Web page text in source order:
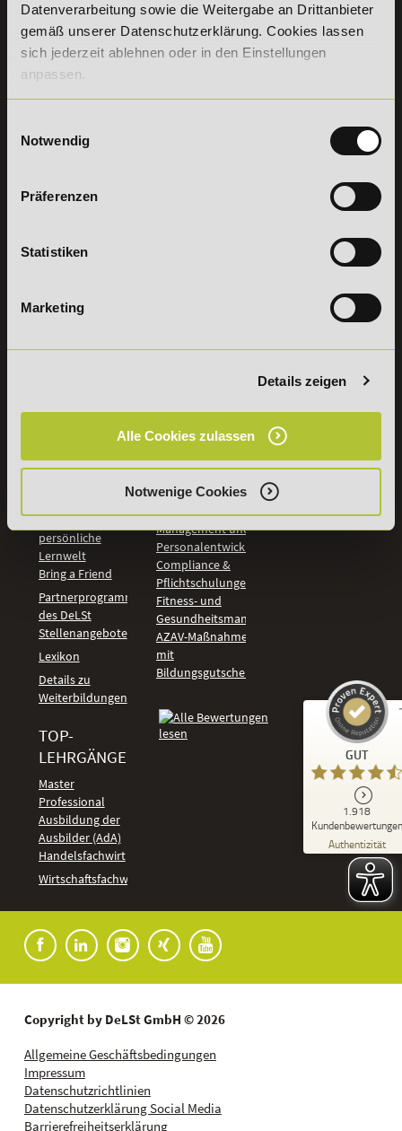
Datenverarbeitung sowie die Weitergabe an Drittanbieter
gemäß unserer Datenschutzerklärung. Cookies lassen
sich jederzeit ablehnen oder in den Einstellungen
anpassen.
Notwendig
Präferenzen
Statistiken
Marketing
Details zeigen
Alle Cookies zulassen
Notwenige Cookies
DeLSt GmbH - Deutsches eLearning Studieninstitut
Willy-Brandt-Platz 2
71522Backnang
Aus dem Ausland:
Montag bis Donnerstag: 8:00 - 19:00 Uhr
Freitag: 8:00 - 17:00 Uhr
DeLSt
Bildungsgutschein
Aufstiegs-BAföG
Online Campus -
deine
persönliche
Lernwelt
Bring a Friend
Partnerprogramm
des DeLSt
Stellenangebote
Lexikon
Details zu
Weiterbildungen
TOP-
LEHRGÄNGE
Master
Professional
Ausbildung der
Ausbilder (AdA)
Handelsfachwirt
Wirtschaftsfachwirt
Wirtschaft &
Intelligenz
Marketing und
Vertrieb
Kommunikation
und Coaching
Management und
Personalentwicklung
Compliance &
Pflichtschulungen
Fitness- und
Gesundheitsmanagement
AZAV-Maßnahmen
mit
Bildungsgutschein
GUT
1.918
Kundenbewertungen
Authentizität
Kundenbewertungen und Erfahrungen zu
DeLSt - Deutsches eLearning Studieninstitut
92
%
Empfehlungen auf
ProvenExpert.com
91
anderen Quellen
Copyright by DeLSt GmbH © 2026
Allgemeine Geschäftsbedingungen
Impressum
Datenschutzrichtlinien
Datenschutzerklärung Social Media
Barrierefreiheitserklärung